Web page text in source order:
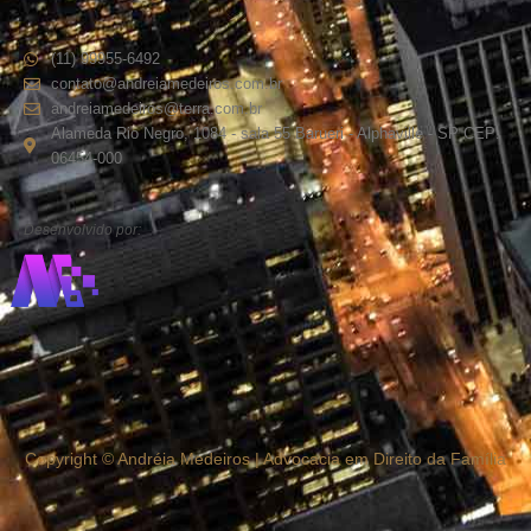
(11) 99955-6492
contato@andreiamedeiros.com.br
andreiamedeiros@terra.com.br
Alameda Rio Negro, 1084 - sala 55 Barueri - Alphaville - SP CEP:
06454-000
Desenvolvido por:
Copyright © Andréia Medeiros | Advocacia em Direito da Família